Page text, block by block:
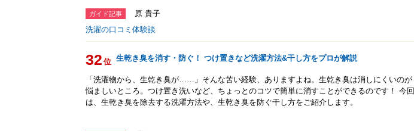
ガイド記事
原 貴子
洗濯の口コミ体験談
32 位 生乾き臭を消す・防ぐ！ つけ置きなど洗濯方法&干し方をプロが解説
「洗濯物から、生乾き臭が……」そんな苦い経験、ありますよね。生乾き臭は消しにくいのが
悩ましいところ。つけ置き洗いなど、ちょっとのコツで簡単に消すことができるのです！ 今回
は、生乾き臭を除去する洗濯方法や、生乾き臭を防ぐ干し方をご紹介します。